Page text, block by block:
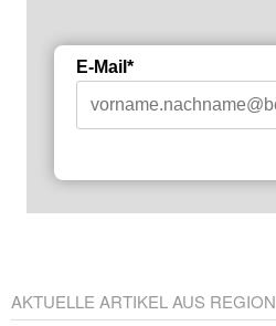
E-Mail*
AKTUELLE ARTIKEL AUS REGION